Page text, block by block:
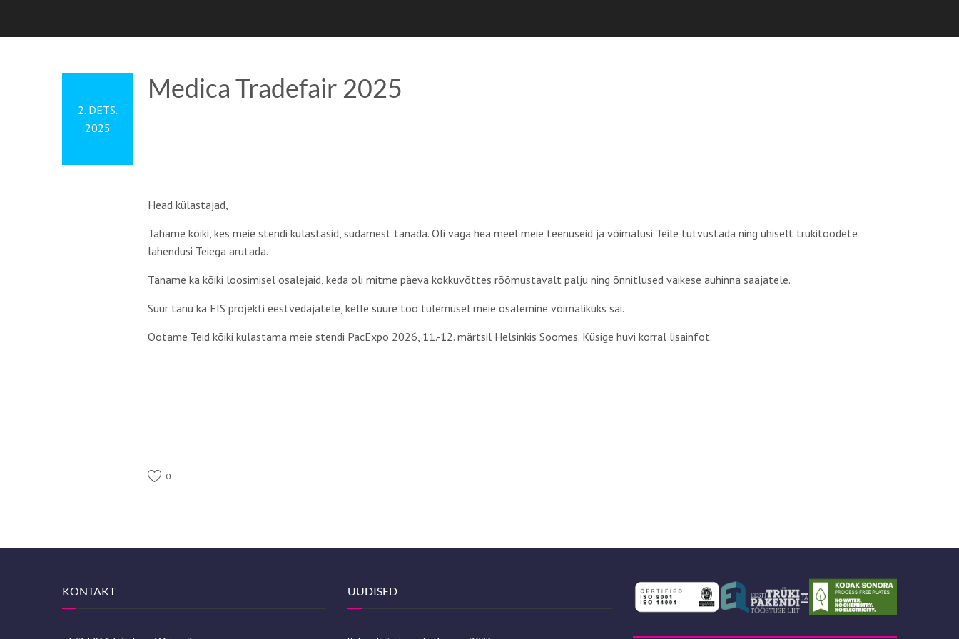
2. DETS.
2025
Medica Tradefair 2025
Head külastajad,
Tahame kõiki, kes meie stendi külastasid, südamest tänada. Oli väga hea meel meie teenuseid ja võimalusi Teile tutvustada ning ühiselt trükitoodete
lahendusi Teiega arutada.
Täname ka kõiki loosimisel osalejaid, keda oli mitme päeva kokkuvõttes rõõmustavalt palju ning õnnitlused väikese auhinna saajatele.
Suur tänu ka EIS projekti eestvedajatele, kelle suure töö tulemusel meie osalemine võimalikuks sai.
Ootame Teid kõiki külastama meie stendi PacExpo 2026, 11.-12. märtsil Helsinkis Soomes. Küsige huvi korral lisainfot.
0
KONTAKT UUDISED